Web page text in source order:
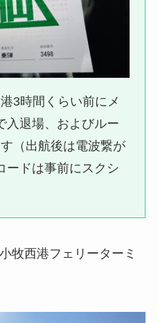
3時間くらい前にメ
入退場、およびルー
（出航後は電波繋が
ードは事前にスクシ
牧西港フェリーターミ